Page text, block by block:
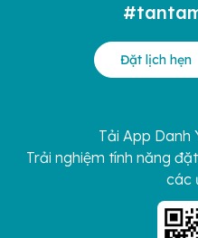
Đặt lịch hẹn
Tải App Danh
Trải nghiệm tính năng
các